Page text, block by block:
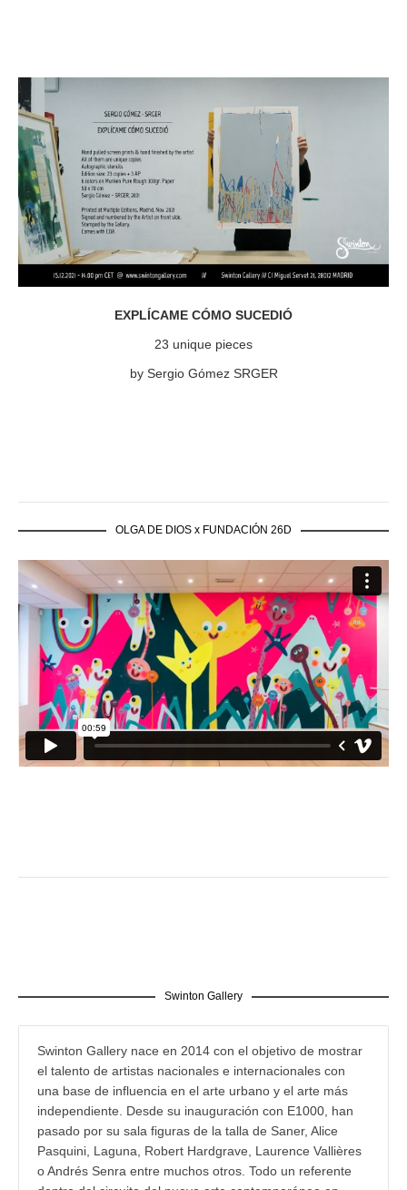
EXPLÍCAME CÓMO SUCEDIÓ
23 unique pieces
by Sergio Gómez SRGER
OLGA DE DIOS x FUNDACIÓN 26D
Swinton Gallery
Swinton Gallery nace en 2014 con el objetivo de mostrar
el talento de artistas nacionales e internacionales con
una base de influencia en el arte urbano y el arte más
independiente. Desde su inauguración con E1000, han
pasado por su sala figuras de la talla de Saner, Alice
Pasquini, Laguna, Robert Hardgrave, Laurence Vallières
o Andrés Senra entre muchos otros. Todo un referente